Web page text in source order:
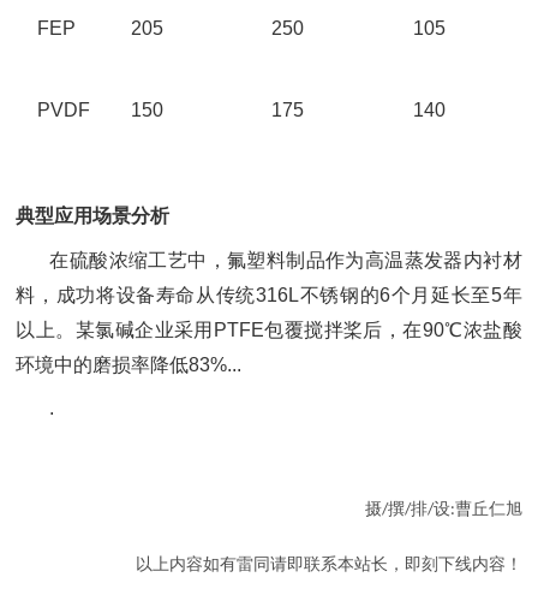
FEP 205 250 105
PVDF 150 175 140
典型应用场景分析
在硫酸浓缩工艺中，氟塑料制品作为高温蒸发器内衬材
料，成功将设备寿命从传统316L不锈钢的6个月延长至5年
以上。某氯碱企业采用PTFE包覆搅拌桨后，在90℃浓盐酸
环境中的磨损率降低83%...
.
摄/撰/排/设:曹丘仁旭
以上内容如有雷同请即联系本站长，即刻下线内容！